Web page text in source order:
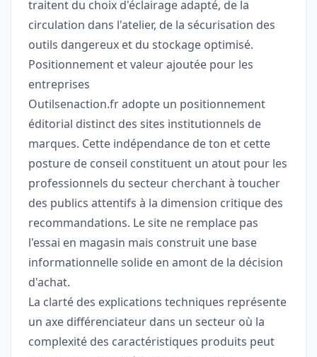
traitent du choix d'éclairage adapté, de la
circulation dans l'atelier, de la sécurisation des
outils dangereux et du stockage optimisé.
Positionnement et valeur ajoutée pour les
entreprises
Outilsenaction.fr adopte un positionnement
éditorial distinct des sites institutionnels de
marques. Cette indépendance de ton et cette
posture de conseil constituent un atout pour les
professionnels du secteur cherchant à toucher
des publics attentifs à la dimension critique des
recommandations. Le site ne remplace pas
l'essai en magasin mais construit une base
informationnelle solide en amont de la décision
d'achat.
La clarté des explications techniques représente
un axe différenciateur dans un secteur où la
complexité des caractéristiques produits peut